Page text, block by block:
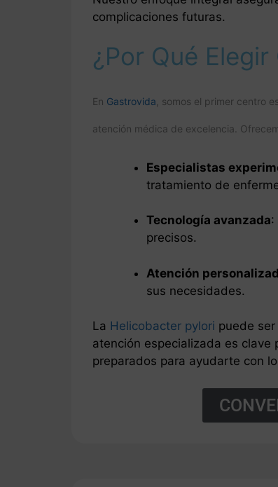
complicaciones futuras.
¿Por Qué
En Gastrovida , somos el primer centro
atención médica de excelencia.
Especialistas
tratamiento de
Tecnología avanzada:
precisos.
Atención
sus necesidades.
La Helicobacter pylori puede
atención especializada es clave
preparados para ayudarte con